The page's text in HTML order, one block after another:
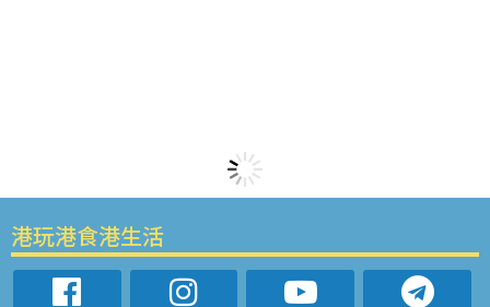
港玩港食港生活